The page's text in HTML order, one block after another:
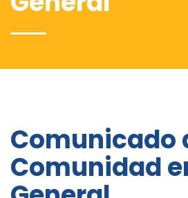
Comunicado
Comunidad